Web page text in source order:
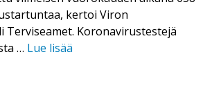
kertoi Viron
Terviseamet. Koronavirustestejä
… Lue lisää